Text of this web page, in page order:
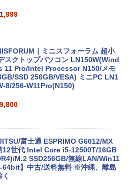
超高性能 第10世代Core i5-10
8GB 爆速NVMe式256GB-SSD カ
無線 Office付き Win11【中古ノー
ソコン 中古パソコン 中古PC】送料
あす楽対応 即日発送（Windows10
ュー投稿 5年保証｜MS Office 2024
搭載｜中古ノートパソコン Windo
Office付｜テンキー DVD 搭載｜C
第7世代 メモリ 8GB SSD 256GB
｜ミニスフォーラム 超小
スクトップパソコン LN150W(Wind
11 Pro/Intel Processor N150/メモ
SSD 256GB/VESA) ミニPC LN1
8/256-W11Pro(N150)
富士通 ESPRIMO G6012/MX
12世代 Intel Core i5-12500T/16GB
M.2 SSD256GB/無線LAN/Win11
64bit】中古/送料無料 ※沖縄、離島
く